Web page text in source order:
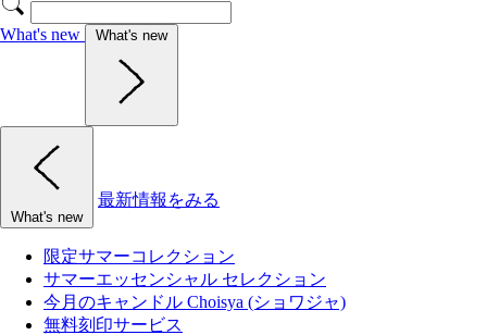
What's new What's new
What's new
最新情報をみる
限定サマーコレクション
サマーエッセンシャル セレクション
今月のキャンドル Choisya (ショワジャ)
無料刻印サービス